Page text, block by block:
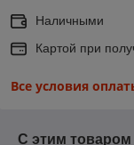
Наличными
Картой при
Все условия
С этим товаром